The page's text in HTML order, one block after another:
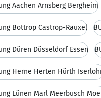
Aachen Arnsberg Bergheim
Bottrop Castrop-Rauxel
Düren Düsseldorf Essen
Herne Herten Hürth
Lünen Marl Meerbusch